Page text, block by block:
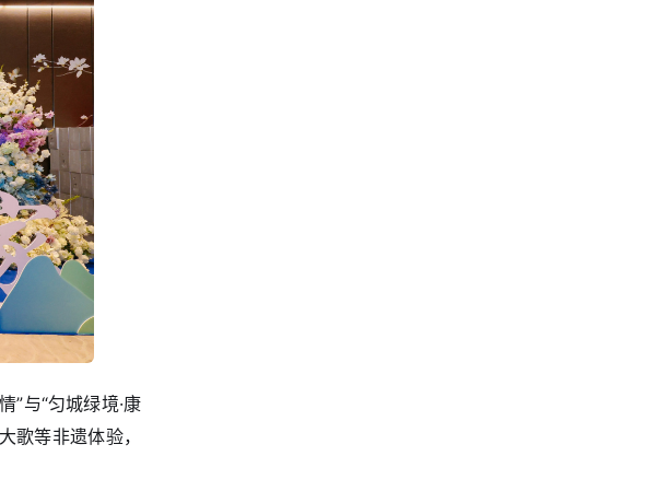
”与“匀城绿境·康
歌等非遗体验，